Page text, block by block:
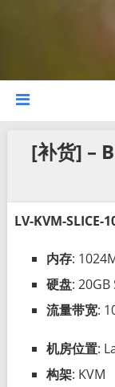
[补货] –
LV-KVM-SLICE-
内存:
硬盘: 20GB
流量带宽:
机房位置:
构架: KVM